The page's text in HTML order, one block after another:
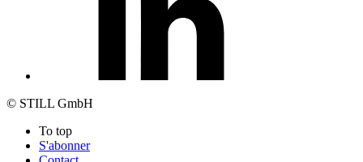
© STILL GmbH
To top
S'abonner